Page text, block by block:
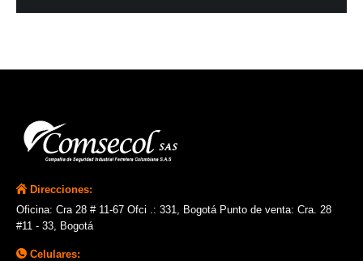
Direcciones:
Oficina: Cra 28 # 11-67 Ofci .: 331, Bogotá Punto de venta: Cra. 28
#11 - 33, Bogotá
Celulares: